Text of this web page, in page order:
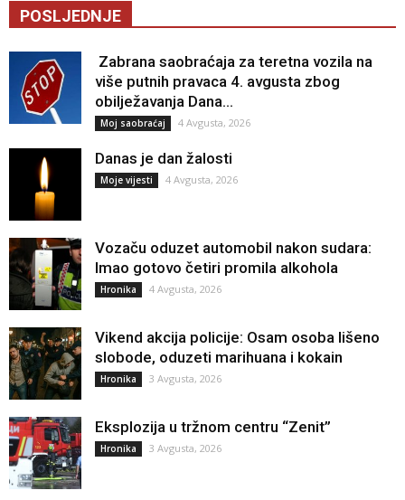
POSLJEDNJE
Zabrana saobraćaja za teretna vozila na
više putnih pravaca 4. avgusta zbog
obilježavanja Dana...
Moj saobraćaj 4 Avgusta, 2026
Danas je dan žalosti
Moje vijesti 4 Avgusta, 2026
Vozaču oduzet automobil nakon sudara:
Imao gotovo četiri promila alkohola
Hronika 4 Avgusta, 2026
Vikend akcija policije: Osam osoba lišeno
slobode, oduzeti marihuana i kokain
Hronika 3 Avgusta, 2026
Eksplozija u tržnom centru “Zenit”
Hronika 3 Avgusta, 2026